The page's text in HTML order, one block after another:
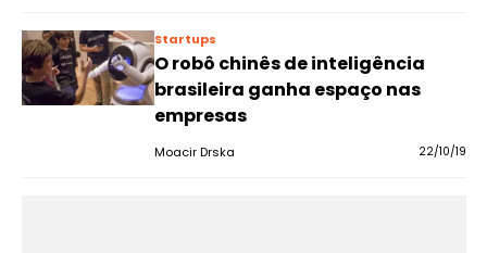
Startups
O robô chinês de inteligência
brasileira ganha espaço nas
empresas
Moacir Drska 22/10/19